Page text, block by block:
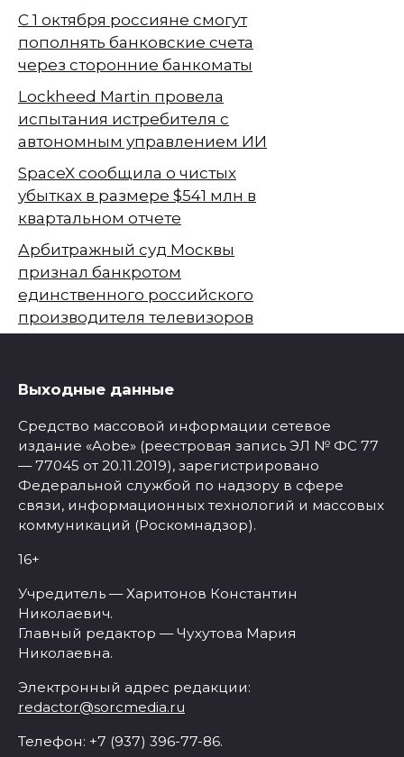
С 1 октября россияне смогут
пополнять банковские счета
через сторонние банкоматы
Lockheed Martin провела
испытания истребителя с
автономным управлением ИИ
SpaceX сообщила о чистых
убытках в размере $541 млн в
квартальном отчете
Арбитражный суд Москвы
признал банкротом
единственного российского
производителя телевизоров
Выходные данные
Средство массовой информации сетевое
издание «Aobe» (реестровая запись ЭЛ № ФС 77
— 77045 от 20.11.2019), зарегистрировано
Федеральной службой по надзору в сфере
связи, информационных технологий и массовых
коммуникаций (Роскомнадзор).
16+
Учредитель — Харитонов Константин
Николаевич.
Главный редактор — Чухутова Мария
Николаевна.
Электронный адрес редакции:
redactor@sorcmedia.ru
Телефон: +7 (937) 396-77-86.